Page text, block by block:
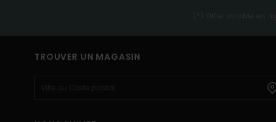
(*) Offre valable en
TROUVER UN MAGASIN